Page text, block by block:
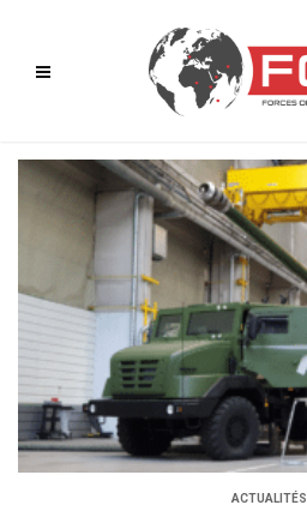
ACTUALITÉS